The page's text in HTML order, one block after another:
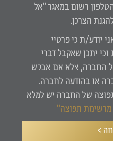
רשום במאגר "אל
הצרכן.
יודע/ת כי פרטיי
יתכן שאקבל דברי
החברה, אלא אם אבקש
או בהודעה לחברה.
של החברה יש למלא
תפוצה"
>